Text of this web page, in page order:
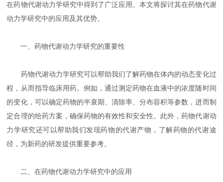
在药物代谢动力学研究中得到了广泛应用。本文将探讨其在药物代谢
动力学研究中的应用及其优势。
一、药物代谢动力学研究的重要性
药物代谢动力学研究可以帮助我们了解药物在体内的动态变化过
程，从而指导临床用药。例如，通过测定药物在血液中的浓度随时间
的变化，可以确定药物的半衰期、清除率、分布容积等参数，进而制
定合理的给药方案，确保药物的有效性和安全性。此外，药物代谢动
力学研究还可以帮助我们发现药物的代谢产物，了解药物的代谢途
径，为新药的研发提供重要参考。
二、在药物代谢动力学研究中的应用